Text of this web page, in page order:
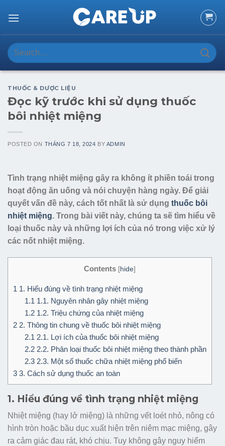
Search
for:
THUỐC & DƯỢC LIỆU
Đọc kỹ trước khi sử dụng thuốc
bôi nhiệt miệng
POSTED ON THÁNG 7 18, 2024 BY ADMIN
Tình trạng nhiệt miệng gây ra không ít phiền toái trong
hoạt động ăn uống và nói chuyện hàng ngày. Để giải
quyết vấn đề này, cách tốt nhất là sử dụng thuốc bôi
nhiệt miệng. Trong bài viết này, chúng ta sẽ tìm hiểu về
loại thuốc này và những lợi ích của nó trong việc xử lý
các nốt nhiệt miệng.
Contents [hide]
1 1. Hiểu đúng về tình trạng nhiệt miệng
1.1 1.1. Nguyên nhân gây nhiệt miệng
1.21.2. Triệu chứng của nhiệt miệng
2 2. Thông tin chung về thuốc bôi nhiệt miệng
2.1 2.1. Lợi ích của thuốc bôi nhiệt miệng
2.22.2. Phân loại thuốc bôi nhiệt miệng theo thành phần
2.32.3. Một số thuốc chữa nhiệt miệng phổ biến
3 3. Cách sử dụng thuốc an toàn
1. Hiểu đúng về tình trạng nhiệt miệng
Nhiệt miệng (hay lở miệng) là những vết loét nhỏ, nông có
hình tròn hoặc bầu dục xuất hiện trên niêm mạc miệng, gây
ra cảm giác đau rát, khó chịu. Tuy không gây nguy hiểm